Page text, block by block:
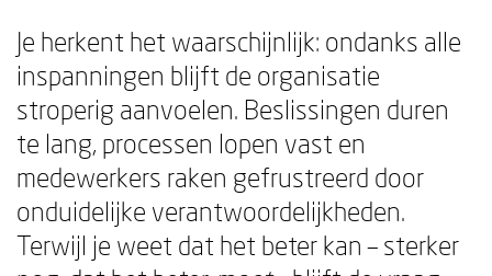
Je herkent het waarschijnlijk: ondanks alle
inspanningen blijft de organisatie
stroperig aanvoelen. Beslissingen duren
te lang, processen lopen vast en
medewerkers raken gefrustreerd door
onduidelijke verantwoordelijkheden.
Terwijl je weet dat het beter kan – sterker